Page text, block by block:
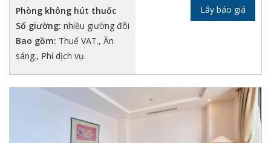
Phòng không hút thuốc
Số giường: nhiều giường đôi
Bao gồm: Thuế VAT., Ăn
sáng., Phí dịch vụ.
Lấy báo giá